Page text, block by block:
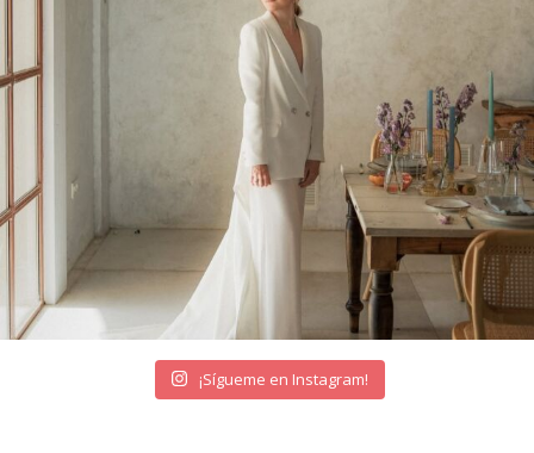
¡Sígueme en Instagram!